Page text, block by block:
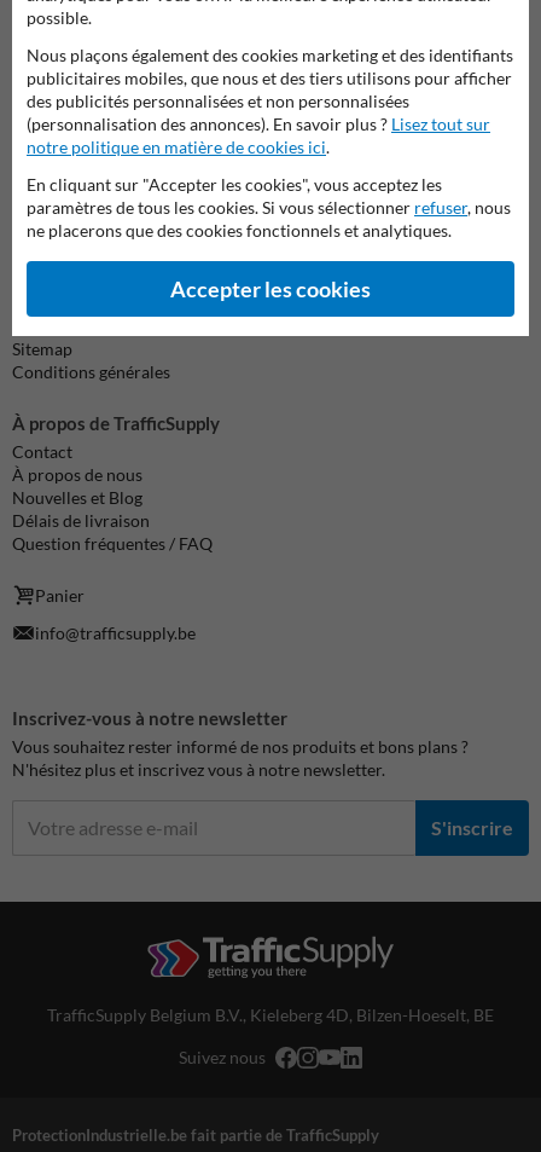
remplissez le formulaire et nous vous répondrons dès que
info@trafficsupply.be
Renvoyer le(s) produit(s)
Sitemap
Conditions générales
À propos de TrafficSupply
Contact
À propos de nous
Nouvelles et Blog
Délais de livraison
Question fréquentes / FAQ
Panier
info@trafficsupply.be
Inscrivez-vous à notre newsletter
Vous souhaitez rester informé de nos produits et bons plans ?
N'hésitez plus et inscrivez vous à notre newsletter.
S'inscrire
TrafficSupply Belgium B.V., Kieleberg 4D, Bilzen-Hoeselt, BE
Suivez nous
ProtectionIndustrielle.be fait partie de TrafficSupply
possible.
Nous plaçons également des cookies marketing et des identifiants
publicitaires mobiles, que nous et des tiers utilisons pour afficher
des publicités personnalisées et non personnalisées
(personnalisation des annonces). En savoir plus ? Lisez tout sur
notre politique en matière de cookies ici.
En cliquant sur "Accepter les cookies", vous acceptez les
paramètres de tous les cookies. Si vous sélectionner refuser, nous
ne placerons que des cookies fonctionnels et analytiques.
Accepter les cookies